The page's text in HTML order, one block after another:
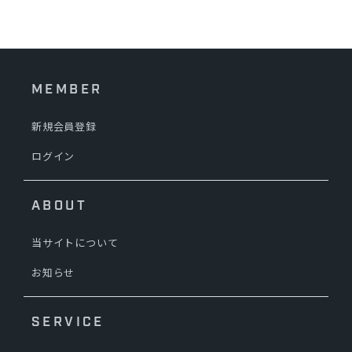
MEMBER
新規会員登録
ログイン
ABOUT
当サイトについて
お知らせ
SERVICE